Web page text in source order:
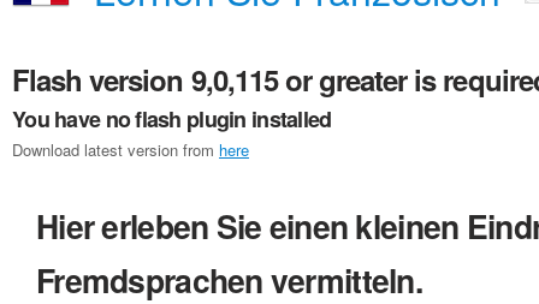
Flash version 9,0,115 or greater is
You have no flash plugin installed
Download latest version from here
Hier erleben Sie einen kleinen
Fremdsprachen vermitteln.